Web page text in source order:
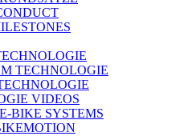
TECHNOLOGIE
VIDEOS
BIKE SYSTEMS